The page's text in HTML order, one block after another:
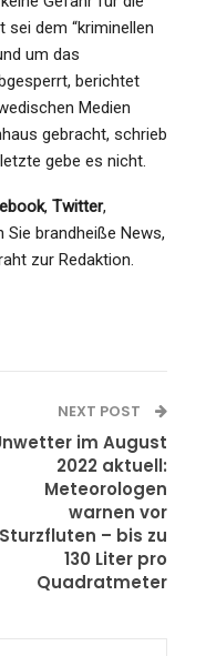
sei dem “kriminellen
um das
berichtet
Medien
gebracht, schrieb
gebe es nicht.
, Twitter,
Sie brandheiße News,
zur Redaktion.
NEXT POST
im August
2022 aktuell:
Meteorologen
warnen vor
Sturzfluten – bis zu
130 Liter pro
Quadratmeter